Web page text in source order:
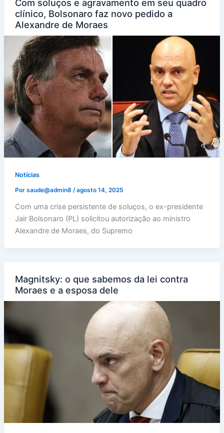
Com soluços e agravamento em seu quadro
clínico, Bolsonaro faz novo pedido a
Alexandre de Moraes
Notícias
Por saude@admin8 /agosto 14, 2025
Com uma crise persistente de soluços, o ex-presidente
Jair Bolsonaro (PL) solicitou autorização ao ministro
Alexandre de Moraes, do Supremo
Magnitsky: o que sabemos da lei contra
Moraes e a esposa dele